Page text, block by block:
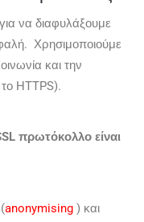
να διαφυλάξουμε
Χρησιμοποιούμε
και την
HTTPS).
πρωτόκολλο είναι
anonymising ) και